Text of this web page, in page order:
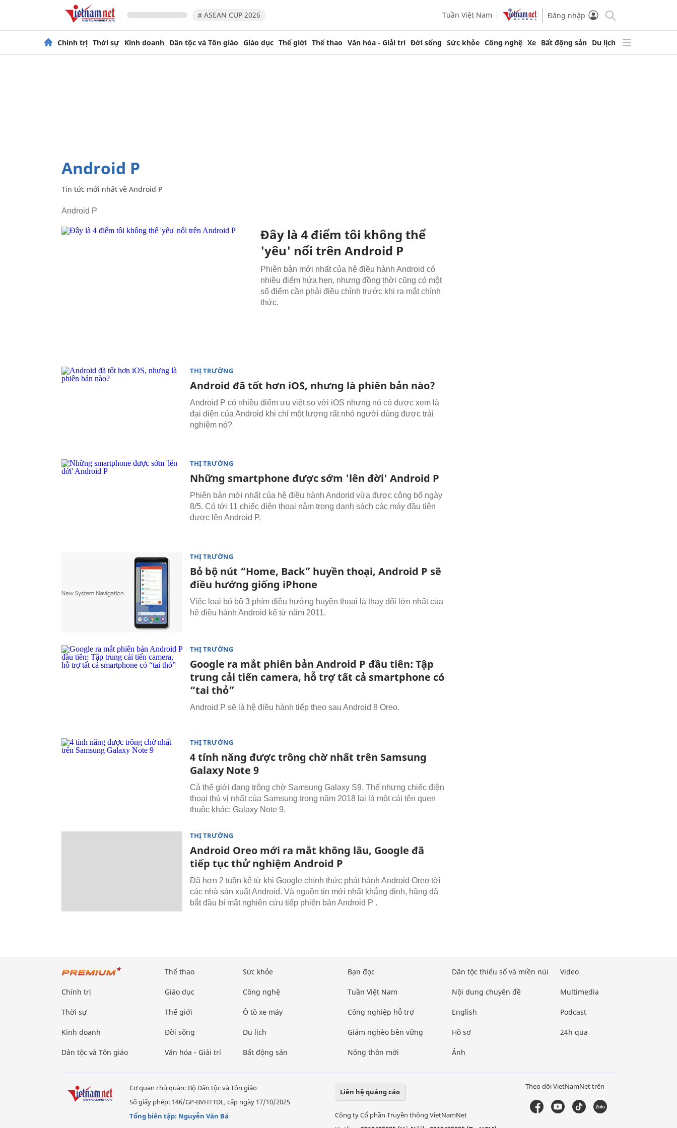
# ASEAN CUP 2026 Tuần Việt Nam Đăng nhập
Chính trị Thời sự Kinh doanh Dân tộc và Tôn giáo Giáo dục Thế giới Thể thao Văn hóa - Giải trí Đời sống Sức khỏe Công nghệ Xe Bất động sản Du lịch
Android P
Tin tức mới nhất về Android P
Android P
Đây là 4 điểm tôi không thể
'yêu' nổi trên Android P
Phiên bản mới nhất của hệ điều hành Android có
nhiều điểm hứa hẹn, nhưng đồng thời cũng có một
số điểm cần phải điều chỉnh trước khi ra mắt chính
thức.
THỊ TRƯỜNG
Android đã tốt hơn iOS, nhưng là phiên bản nào?
Android P có nhiều điểm ưu việt so với iOS nhưng nó có được xem là
đại diện của Android khi chỉ một lượng rất nhỏ người dùng được trải
nghiệm nó?
THỊ TRƯỜNG
Những smartphone được sớm 'lên đời' Android P
Phiên bản mới nhất của hệ điều hành Andorid vừa được công bố ngày
8/5. Có tới 11 chiếc điện thoại nằm trong danh sách các máy đầu tiên
được lên Android P.
THỊ TRƯỜNG
Bỏ bộ nút “Home, Back” huyền thoại, Android P sẽ
điều hướng giống iPhone
Việc loại bỏ bộ 3 phím điều hướng huyền thoại là thay đổi lớn nhất của
hệ điều hành Android kể từ năm 2011.
THỊ TRƯỜNG
Google ra mắt phiên bản Android P đầu tiên: Tập
trung cải tiến camera, hỗ trợ tất cả smartphone có
“tai thỏ”
Android P sẽ là hệ điều hành tiếp theo sau Android 8 Oreo.
THỊ TRƯỜNG
4 tính năng được trông chờ nhất trên Samsung
Galaxy Note 9
Cả thế giới đang trông chờ Samsung Galaxy S9. Thế nhưng chiếc điện
thoại thú vị nhất của Samsung trong năm 2018 lại là một cái tên quen
thuộc khác: Galaxy Note 9.
THỊ TRƯỜNG
Android Oreo mới ra mắt không lâu, Google đã
tiếp tục thử nghiệm Android P
Đã hơn 2 tuần kể từ khi Google chính thức phát hành Android Oreo tới
các nhà sản xuất Android. Và nguồn tin mới nhất khẳng định, hãng đã
bắt đầu bí mật nghiên cứu tiếp phiên bản Android P .
Chính trị
Thời sự
Kinh doanh
Dân tộc và Tôn giáo
Thể thao
Giáo dục
Thế giới
Đời sống
Văn hóa - Giải trí
Sức khỏe
Công nghệ
Ô tô xe máy
Du lịch
Bất động sản
Bạn đọc
Tuần Việt Nam
Công nghiệp hỗ trợ
Giảm nghèo bền vững
Nông thôn mới
Dân tộc thiểu số và miền núi
Nội dung chuyên đề
English
Hồ sơ
Ảnh
Video
Multimedia
Podcast
24h qua
Cơ quan chủ quản: Bộ Dân tộc và Tôn giáo
Số giấy phép: 146/GP-BVHTTDL, cấp ngày 17/10/2025
Tổng biên tập: Nguyễn Văn Bá
Liên hệ quảng cáo
Công ty Cổ phần Truyền thông VietNamNet
Theo dõi VietNamNet trên